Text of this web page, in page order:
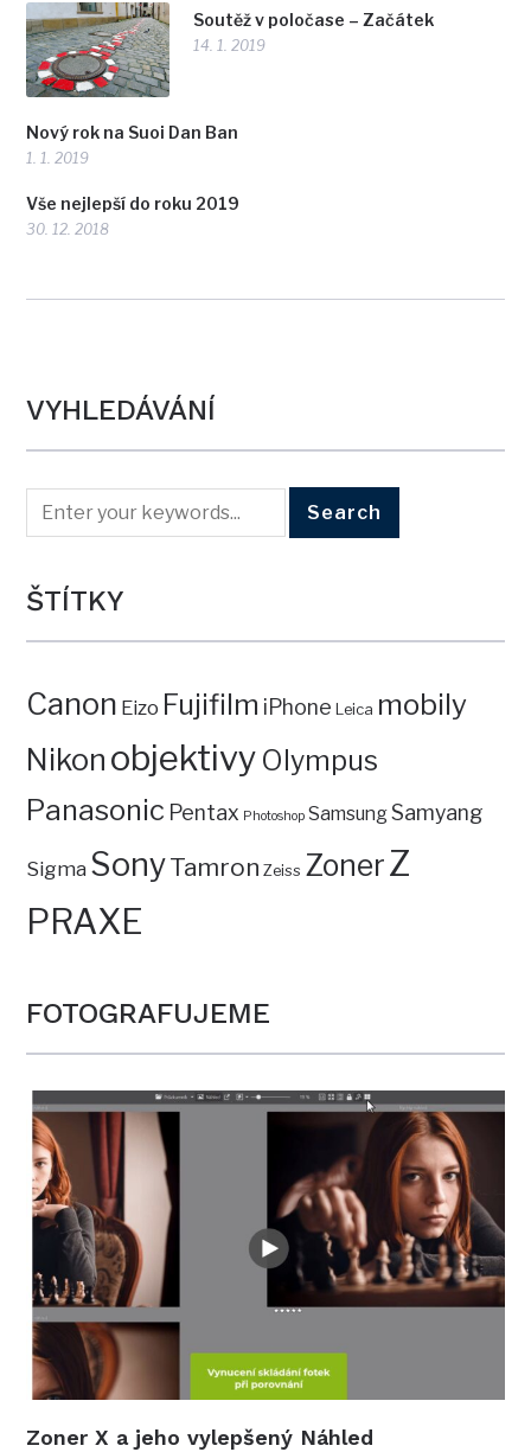
Soutěž v poločase – Začátek
14. 1. 2019
Nový rok na Suoi Dan Ban
1. 1. 2019
Vše nejlepší do roku 2019
30. 12. 2018
VYHLEDÁVÁNÍ
ŠTÍTKY
Canon Eizo Fujifilm iPhone Leica mobily
Nikon objektivy Olympus
Panasonic Pentax Photoshop SamsungSamyang
Sigma SonyTamron Zeiss ZonerZ
PRAXE
FOTOGRAFUJEME
Zoner X a jeho vylepšený Náhled